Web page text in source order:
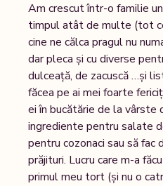
Am crescut într-o familie
timpul atât de multe (tot
cine ne călca pragul nu
dar pleca și cu diverse
dulceață, de zacuscă …și
făcea pe ai mei foarte
ei în bucătărie de la vârste
ingrediente pentru salate
pentru cozonaci sau să fac
prăjituri. Lucru care m-a
primul meu tort (și nu o